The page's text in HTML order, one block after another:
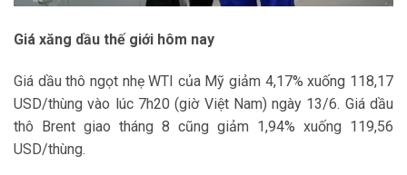
Giá xăng dầu thế giới hôm nay
Giá dầu thô ngọt nhẹ WTI của Mỹ giảm 4,17% xuống 118,17
USD/thùng vào lúc 7h20 (giờ Việt Nam) ngày 13/6. Giá dầu
thô Brent giao tháng 8 cũng giảm 1,94% xuống 119,56
USD/thùng.